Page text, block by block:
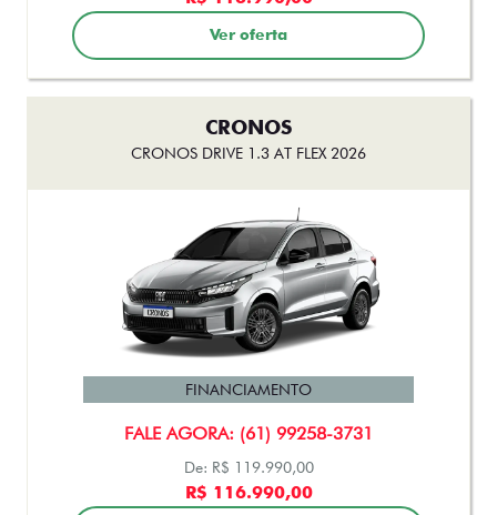
FALE AGORA: (61) 99258-3731
FINANCIAMENTO
De: R$ 114.990,00
Ver oferta
CRONOS
CRONOS DRIVE 1.3 AT FLEX 2026